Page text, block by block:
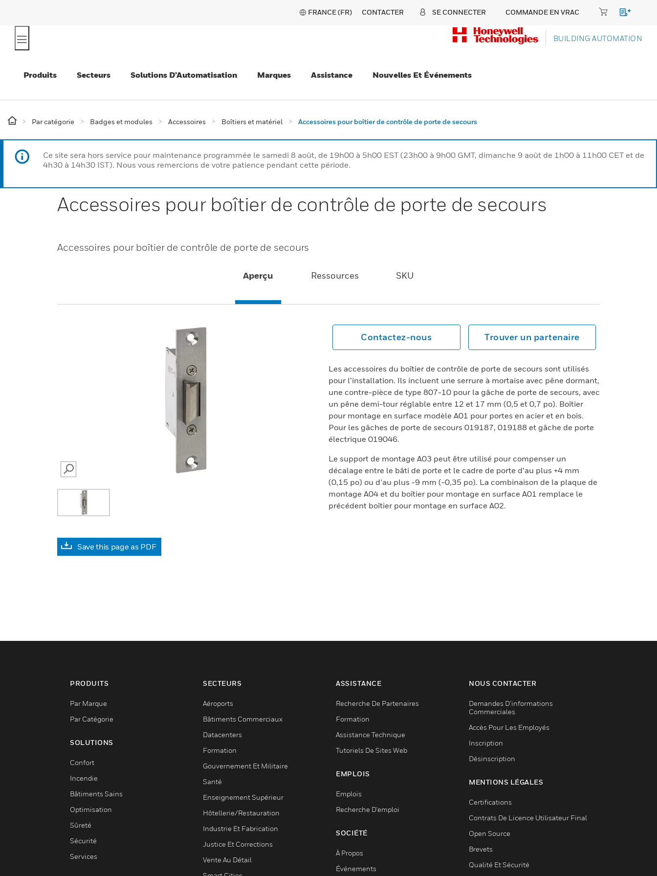
FRANCE (FR) CONTACTER SE CONNECTER COMMANDE EN VRAC
BUILDING AUTOMATION
Produits Secteurs Solutions D’Automatisation Marques Assistance Nouvelles Et Événements
Par catégorie Badges et modules Accessoires Boîtiers et matériel Accessoires pour boîtier de contrôle de porte de secours
Ce site sera hors service pour maintenance programmée le samedi 8 août, de 19h00 à 5h00 EST (23h00 à 9h00 GMT, dimanche 9 août de 1h00 à 11h00 CET et de
4h30 à 14h30 IST). Nous vous remercions de votre patience pendant cette période.
Accessoires pour boîtier de contrôle de porte de secours
Accessoires pour boîtier de contrôle de porte de secours
Aperçu Ressources SKU
SEARCH
Save this page as PDF
Contactez-nous Trouver un partenaire
Les accessoires du boîtier de contrôle de porte de secours sont utilisés
pour l’installation. Ils incluent une serrure à mortaise avec pêne dormant,
une contre-pièce de type 807-10 pour la gâche de porte de secours, avec
un pêne demi-tour réglable entre 12 et 17 mm (0,5 et 0,7 po). Boîtier
pour montage en surface modèle A01 pour portes en acier et en bois.
Pour les gâches de porte de secours 019187, 019188 et gâche de porte
électrique 019046.
Le support de montage A03 peut être utilisé pour compenser un
décalage entre le bâti de porte et le cadre de porte d’au plus +4 mm
(0,15 po) ou d’au plus -9 mm (-0,35 po). La combinaison de la plaque de
montage A04 et du boîtier pour montage en surface A01 remplace le
précédent boîtier pour montage en surface A02.
PRODUITS
Par Marque
Par Catégorie
SOLUTIONS
Confort
Incendie
Bâtiments Sains
Optimisation
Sûreté
Sécurité
Services
SECTEURS
Aéroports
Bâtiments Commerciaux
Datacenters
Formation
Gouvernement Et Militaire
Santé
Enseignement Supérieur
Hôtellerie/Restauration
Industrie Et Fabrication
Justice Et Corrections
Vente Au Détail
ASSISTANCE
Recherche De Partenaires
Formation
Assistance Technique
Tutoriels De Sites Web
EMPLOIS
Emplois
Recherche D'emploi
SOCIÉTÉ
À Propos
Événements
NOUS CONTACTER
Demandes D’informations
Commerciales
Accès Pour Les Employés
Inscription
Désinscription
MENTIONS LÉGALES
Certifications
Contrats De Licence Utilisateur Final
Open Source
Brevets
Qualité Et Sécurité